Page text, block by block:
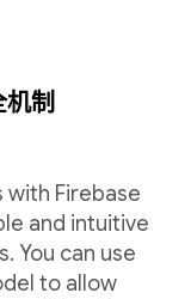
机制
with Firebase
and intuitive
You can use
to allow